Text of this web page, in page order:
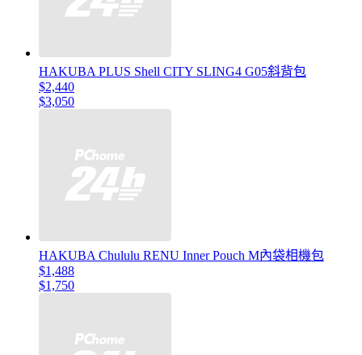
HAKUBA PLUS Shell CITY SLING4 G05斜背包
$2,440
$3,050
HAKUBA Chululu RENU Inner Pouch M內袋相機包
$1,488
$1,750